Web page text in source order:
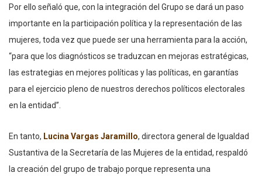
Por ello señaló que, con la integración del Grupo se dará un paso
importante en la participación política y la representación de las
mujeres, toda vez que puede ser una herramienta para la acción,
“para que los diagnósticos se traduzcan en mejoras estratégicas,
las estrategias en mejores políticas y las políticas, en garantías
para el ejercicio pleno de nuestros derechos políticos electorales
en la entidad”.
En tanto, Lucina Vargas Jaramillo, directora general de Igualdad
Sustantiva de la Secretaría de las Mujeres de la entidad, respaldó
la creación del grupo de trabajo porque representa una